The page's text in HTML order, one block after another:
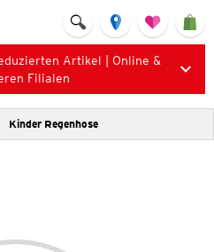
Artikel | Online &
Filialen
Kinder Regenhose